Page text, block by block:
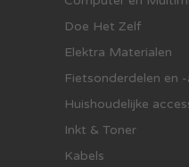
Doe Het Zelf
Elektra Materialen
Fietsonderdelen en
Huishoudelijke
Inkt & Toner
Kabels